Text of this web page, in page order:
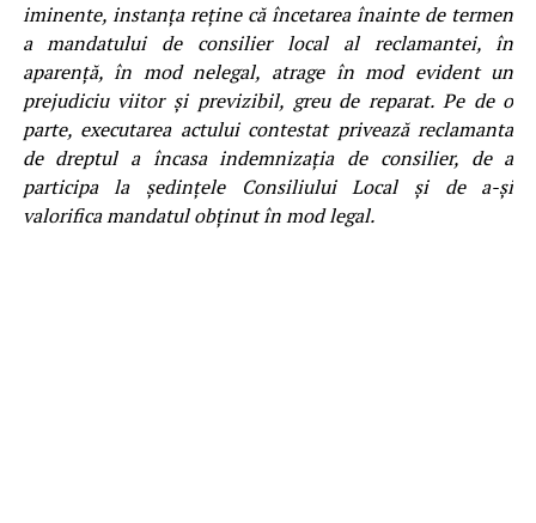
iminente, instanţa reţine că încetarea înainte de termen
a mandatului de consilier local al reclamantei, în
aparenţă, în mod nelegal, atrage în mod evident un
prejudiciu viitor şi previzibil, greu de reparat. Pe de o
parte, executarea actului contestat privează reclamanta
de dreptul a încasa indemnizaţia de consilier, de a
participa la şedinţele Consiliului Local şi de a-şi
valorifica mandatul obţinut în mod legal.